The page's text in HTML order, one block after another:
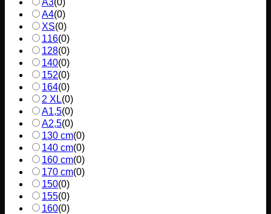
A4(0)
XS(0)
116(0)
128(0)
140(0)
152(0)
164(0)
2 XL(0)
A1,5(0)
A2,5(0)
130 cm(0)
140 cm(0)
160 cm(0)
170 cm(0)
150(0)
155(0)
160(0)